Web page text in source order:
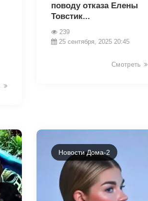
поводу отказа Елены
Товстик...
239
25 сентября, 2025 20:45
Смотреть
Новости Дома-2